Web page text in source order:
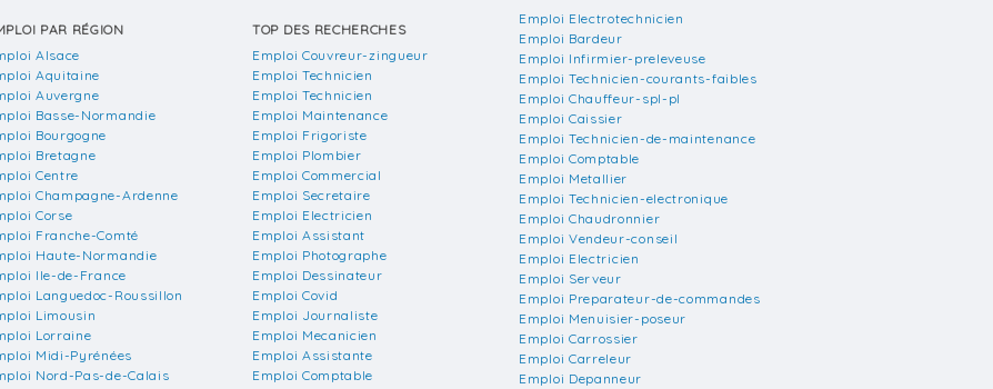
PAR RÉGION
Alsace
Aquitaine
Auvergne
Basse-Normandie
Bourgogne
Bretagne
Centre
Champagne-Ardenne
Corse
Franche-Comté
Haute-Normandie
Ile-de-France
Languedoc-Roussillon
Limousin
Lorraine
Midi-Pyrénées
Nord-Pas-de-Calais
TOP DES RECHERCHES
Emploi Couvreur-zingueur
Emploi Technicien
Emploi Technicien
Emploi Maintenance
Emploi Frigoriste
Emploi Plombier
Emploi Commercial
Emploi Secretaire
Emploi Electricien
Emploi Assistant
Emploi Photographe
Emploi Dessinateur
Emploi Covid
Emploi Journaliste
Emploi Mecanicien
Emploi Assistante
Emploi Comptable
Emploi Electrotechnicien
Emploi Bardeur
Emploi Infirmier-preleveuse
Emploi Technicien-courants-faibles
Emploi Chauffeur-spl-pl
Emploi Caissier
Emploi Technicien-de-maintenance
Emploi Comptable
Emploi Metallier
Emploi Technicien-electronique
Emploi Chaudronnier
Emploi Vendeur-conseil
Emploi Electricien
Emploi Serveur
Emploi Preparateur-de-commandes
Emploi Menuisier-poseur
Emploi Carrossier
Emploi Carreleur
Emploi Depanneur